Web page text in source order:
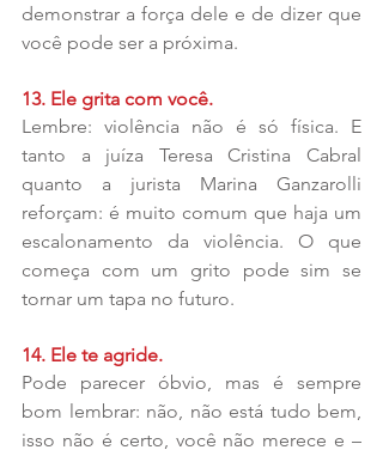
demonstrar a força dele e de dizer que
você pode ser a próxima.
13. Ele grita com você.
Lembre: violência não é só física. E
tanto a juíza Teresa Cristina Cabral
quanto a jurista Marina Ganzarolli
reforçam: é muito comum que haja um
escalonamento da violência. O que
começa com um grito pode sim se
tornar um tapa no futuro.
14. Ele te agride.
Pode parecer óbvio, mas é sempre
bom lembrar: não, não está tudo bem,
isso não é certo, você não merece e –